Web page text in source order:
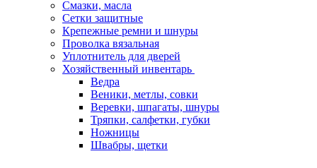
Смазки, масла
Сетки защитные
Крепежные ремни и шнуры
Проволка вязальная
Уплотнитель для дверей
Хозяйственный инвентарь
Ведра
Веники, метлы, совки
Веревки, шпагаты, шнуры
Тряпки, салфетки, губки
Ножницы
Швабры, щетки